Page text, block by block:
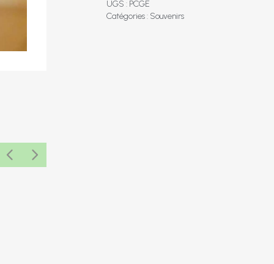
UGS : PCGE
Catégories : Souvenirs